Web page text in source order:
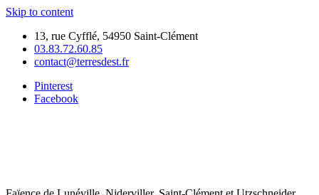
Skip to content
13, rue Cyfflé, 54950 Saint-Clément
03.83.72.60.85
contact@terresdest.fr
Pinterest
Facebook